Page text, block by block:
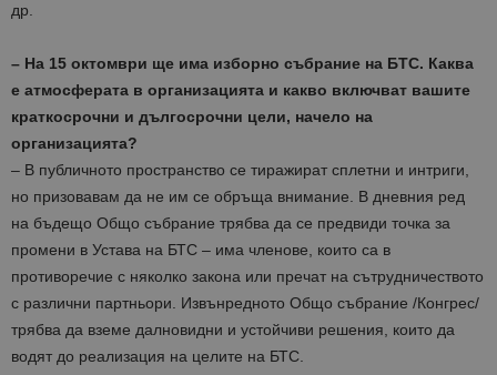
др.
– На 15 октомври ще има изборно събрание на БТС. Каква
е атмосферата в организацията и какво включват вашите
краткосрочни и дългосрочни цели, начело на
организацията?
– В публичното пространство се тиражират сплетни и интриги,
но призовавам да не им се обръща внимание. В дневния ред
на бъдещо Общо събрание трябва да се предвиди точка за
промени в Устава на БТС – има членове, които са в
противоречие с няколко закона или пречат на сътрудничеството
с различни партньори. Извънредното Общо събрание /Конгрес/
трябва да вземе далновидни и устойчиви решения, които да
водят до реализация на целите на БТС.